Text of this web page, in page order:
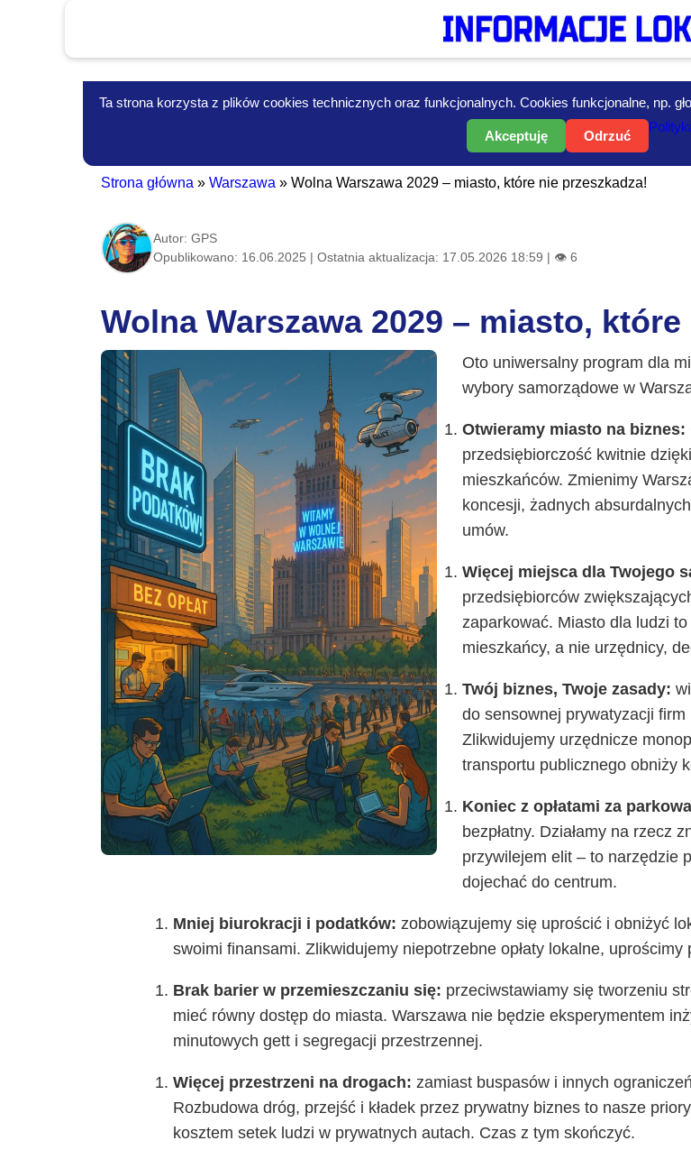
Ta strona korzysta z plików cookies technicznych oraz funkcjonalnych. Cookies funkcjonalne, np.
Akceptuję Odrzuć
Strona główna » Warszawa » Wolna Warszawa 2029 – miasto, które nie przeszkadza!
Autor: GPS
Opublikowano: 16.06.2025 | Ostatnia aktualizacja: 17.05.2026 18:59 | 👁 6
Wolna Warszawa 2029 – miasto,
Informacje-Lokalne.PL
Oto uniwersalny program dla
wybory samorządowe w
Otwieramy miasto na biznes:
przedsiębiorczość kwitnie
mieszkańców. Zmienimy
koncesji, żadnych
umów.
Więcej miejsca dla Twojego
przedsiębiorców
zaparkować. Miasto dla ludzi
mieszkańcy, a nie urzędnicy,
Twój biznes, Twoje zasady:
do sensownej prywatyzacji firm
Zlikwidujemy urzędnicze
transportu publicznego obniży
Koniec z opłatami za
bezpłatny. Działamy na rzecz
przywilejem elit – to narzędzie
dojechać do centrum.
Mniej biurokracji i podatków: zobowiązujemy się uprościć i obniżyć
swoimi finansami. Zlikwidujemy niepotrzebne opłaty lokalne, uprościmy
Brak barier w przemieszczaniu się: przeciwstawiamy się tworzeniu
mieć równy dostęp do miasta. Warszawa nie będzie eksperymentem
minutowych gett i segregacji przestrzennej.
Więcej przestrzeni na drogach: zamiast buspasów i innych
Rozbudowa dróg, przejść i kładek przez prywatny biznes to nasze
kosztem setek ludzi w prywatnych autach. Czas z tym skończyć.